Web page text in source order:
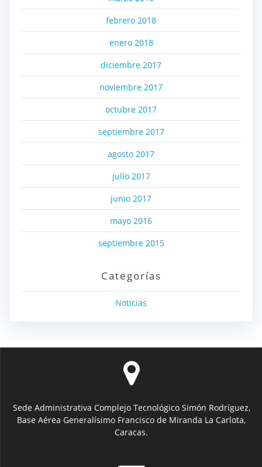
febrero 2018
enero 2018
diciembre 2017
noviembre 2017
octubre 2017
septiembre 2017
agosto 2017
julio 2017
junio 2017
mayo 2016
septiembre 2015
Categorías
Noticias
Sede Administrativa Complejo Tecnológico Simón Rodríguez,
Base Aérea Generalísimo Francisco de Miranda La Carlota,
Caracas.